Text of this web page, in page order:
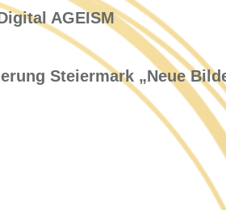
AGEISM
Steiermark „Neue